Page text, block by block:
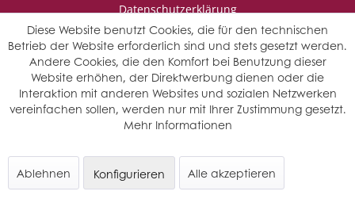
Datenschutzerklärung
Impressum
* Wir behalten uns vor den Jahrgang auszuwählen, sollten mehrere
Jahrgänge verfügbar sein.
© Saffers WinzerWelt - alle Rechte vorbehalten
Diese Website benutzt Cookies, die für den technischen
Betrieb der Website erforderlich sind und stets gesetzt werden.
Andere Cookies, die den Komfort bei Benutzung dieser
Website erhöhen, der Direktwerbung dienen oder die
Interaktion mit anderen Websites und sozialen Netzwerken
vereinfachen sollen, werden nur mit Ihrer Zustimmung gesetzt.
Mehr Informationen
Ablehnen Alle akzeptieren
Konfigurieren